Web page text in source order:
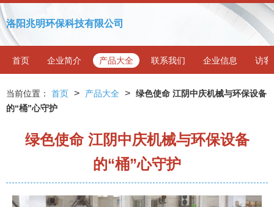
洛阳兆明环保科技有限公司
首页 企业简介 产品大全 联系我们 企业信息 访客
当前位置： 首页 > 产品大全 > 绿色使命 江阴中庆机械与环保设备
的“桶”心守护
绿色使命 江阴中庆机械与环保设备
的“桶”心守护